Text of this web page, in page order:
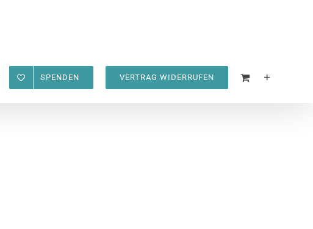
SPENDEN VERTRAG WIDERRUFEN